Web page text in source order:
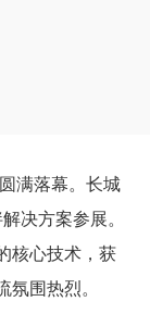
满落幕。长城
决方案参展。
核心技术，获
围热烈。